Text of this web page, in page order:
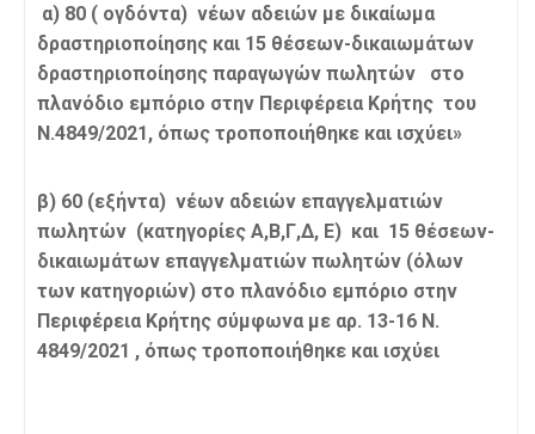
α) 80 ( ογδόντα) νέων αδειών με δικαίωμα
δραστηριοποίησης και 15 θέσεων-δικαιωμάτων
δραστηριοποίησης παραγωγών πωλητών στο
πλανόδιο εμπόριο στην Περιφέρεια Κρήτης του
Ν.4849/2021, όπως τροποποιήθηκε και ισχύει»
β) 60 (εξήντα) νέων αδειών επαγγελματιών
πωλητών (κατηγορίες Α,Β,Γ,Δ, Ε) και 15 θέσεων-
δικαιωμάτων επαγγελματιών πωλητών (όλων
των κατηγοριών) στο πλανόδιο εμπόριο στην
Περιφέρεια Κρήτης σύμφωνα με αρ. 13-16 Ν.
4849/2021 , όπως τροποποιήθηκε και ισχύει